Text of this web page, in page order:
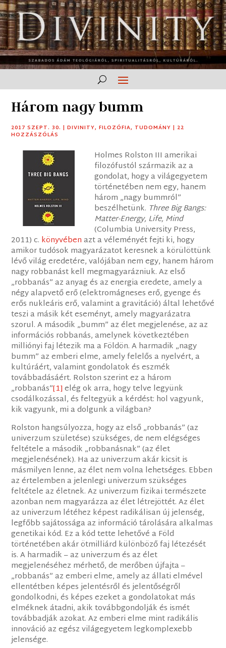
Három nagy bumm
2017 SZEPT. 30. |DIVINITY,FILOZÓFIA, TUDOMÁNY | 22
HOZZÁSZÓLÁS
Holmes Rolston III amerikai
filozófustól származik az a
gondolat, hogy a világegyetem
történetében nem egy, hanem
három „nagy bummról”
beszélhetünk. Three Big Bangs:
Matter-Energy, Life, Mind
(Columbia University Press,
2011) c. könyvébenazt a véleményét fejti ki, hogy
amikor tudósok magyarázatot keresnek a körülöttünk
lévő világ eredetére, valójában nem egy, hanem három
nagy robbanást kell megmagyarázniuk. Az első
„robbanás” az anyag és az energia eredete, amely a
négy alapvető erő (elektromágneses erő, gyenge és
erős nukleáris erő, valamint a gravitáció) által lehetővé
teszi a másik két eseményt, amely magyarázatra
szorul. A második „bumm” az élet megjelenése, az az
információs robbanás, amelynek következtében
milliónyi faj létezik ma a Földön. A harmadik „nagy
bumm” az emberi elme, amely felelős a nyelvért, a
kultúráért, valamint gondolatok és eszmék
továbbadásáért. Rolston szerint ez a három
„robbanás”[1]elég ok arra, hogy telve legyünk
csodálkozással, és feltegyük a kérdést: hol vagyunk,
kik vagyunk, mi a dolgunk a világban?
Rolston hangsúlyozza, hogy az első „robbanás” (az
univerzum születése) szükséges, de nem elégséges
feltétele a második „robbanásnak” (az élet
megjelenésének). Ha az univerzum akár kicsit is
másmilyen lenne, az élet nem volna lehetséges. Ebben
az értelemben a jelenlegi univerzum szükséges
feltétele az életnek. Az univerzum fizikai természete
azonban nem magyarázza az élet létrejöttét. Az élet
az univerzum létéhez képest radikálisan új jelenség,
legfőbb sajátossága az információ tárolására alkalmas
genetikai kód. Ez a kód tette lehetővé a Föld
történetében akár ötmilliárd különböző faj létezését
is. A harmadik – az univerzum és az élet
megjelenéséhez mérhető, de merőben újfajta –
„robbanás” az emberi elme, amely az állati elmével
ellentétben képes jelentésről és jelentőségről
gondolkodni, és képes ezeket a gondolatokat más
elméknek átadni, akik továbbgondolják és ismét
továbbadják azokat. Az emberi elme mint radikális
innováció az egész világegyetem legkomplexebb
jelensége.